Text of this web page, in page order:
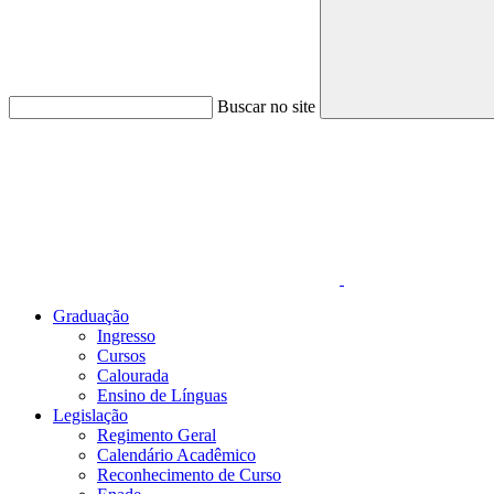
Buscar no site
Graduação
Ingresso
Cursos
Calourada
Ensino de Línguas
Legislação
Regimento Geral
Calendário Acadêmico
Reconhecimento de Curso